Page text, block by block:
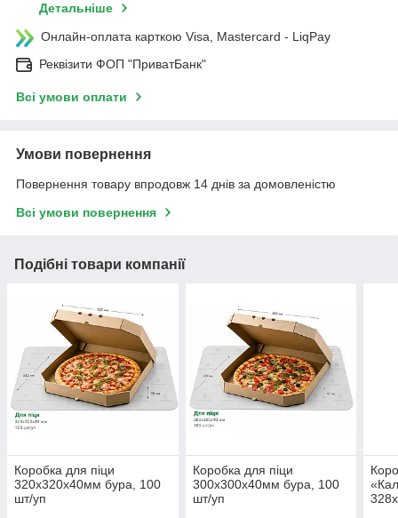
Детальніше
Онлайн-оплата карткою Visa, Mastercard - LiqPay
Реквізити ФОП "ПриватБанк"
Всі умови оплати
Умови повернення
Повернення товару впродовж 14 днів за домовленістю
Всі умови повернення
Подібні товари компанії
Коробка для піци
320х320х40мм бура, 100
шт/уп
Коробка для піци
300х300х40мм бура, 100
шт/уп